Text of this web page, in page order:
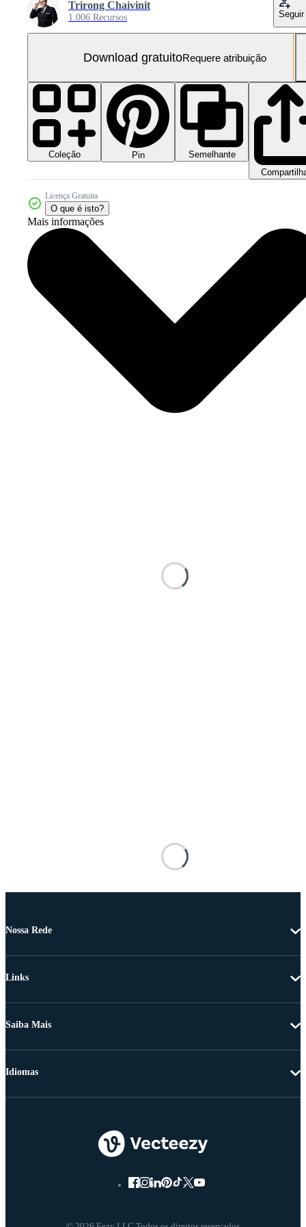
Trirong Chaivinit
1.006 Recursos Seguir
Download gratuitoRequere atribuição
Coleção Pin
Semelhante
Licença Gratuita
O que é isto?
Mais informações
Nossa Rede
Links
Saiba Mais
Idiomas